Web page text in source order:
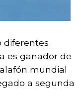
diferentes
es ganador de
mundial
a segunda